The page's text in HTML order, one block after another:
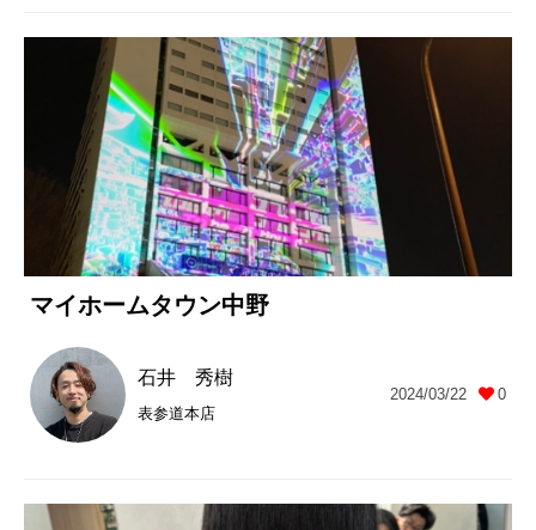
マイホームタウン中野
石井 秀樹
表参道本店
2024/03/22 0